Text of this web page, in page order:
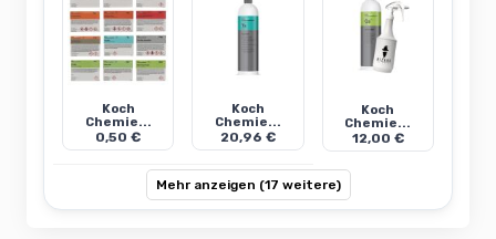
Koch
Chemie...
0,50 €
Koch
Chemie...
20,96 €
Koch
Chemie...
12,00 €
Mehr anzeigen (17 weitere)